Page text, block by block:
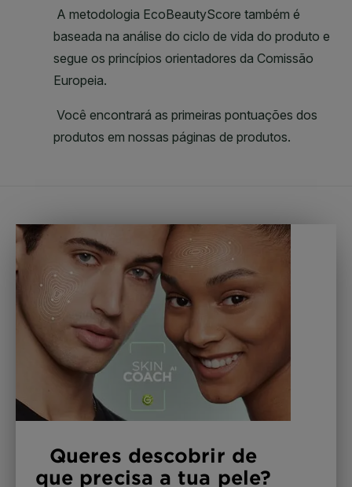
Queres descobrir de
que precisa a tua pele?